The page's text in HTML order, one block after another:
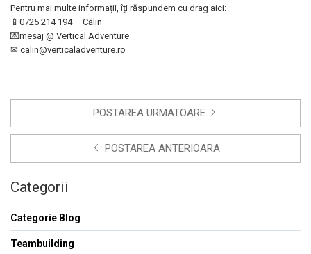
Pentru mai multe informații, îți răspundem cu drag aici:
📱0725 214 194 – Călin
💌mesaj @ Vertical Adventure
✉ calin@verticaladventure.ro
POSTAREA URMATOARE
POSTAREA ANTERIOARA
Categorii
Categorie Blog
Teambuilding